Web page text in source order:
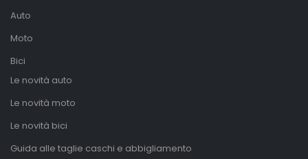
Auto
Moto
Bici
Le novità auto
Le novità moto
Le novità bici
Guida alle taglie caschi e abbigliamento